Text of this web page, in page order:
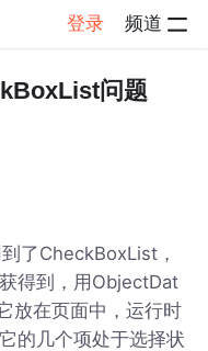
登录 频道
问题
了CheckBoxList，
得到，用ObjectDat
放在页面中，运行时
的几个项处于选择状